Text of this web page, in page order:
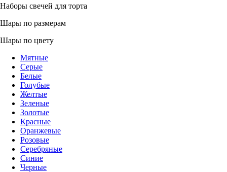
Наборы свечей для торта
Шары по размерам
Шары по цвету
Мятные
Серые
Белые
Голубые
Желтые
Зеленые
Золотые
Красные
Оранжевые
Розовые
Серебряные
Синие
Черные